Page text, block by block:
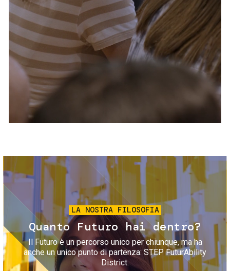
Servizi e accessibilità
Contatti
FAQ
Biglietti
Immagine
LA NOSTRA FILOSOFIA
Quanto Futuro hai dentro?
Il Futuro è un percorso unico per chiunque, ma ha
anche un unico punto di partenza: STEP FuturAbility
District.